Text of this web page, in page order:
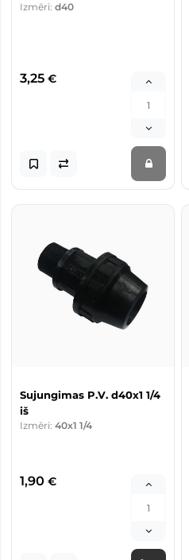
Izmēri: d40
3,25 €
Sujungimas P.V. d40x1 1/4
iš
Izmēri: 40x1 1/4
1,90 €